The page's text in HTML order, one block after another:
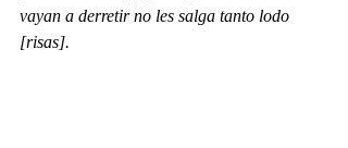
vayan a derretir no les salga tanto lodo
[risas].